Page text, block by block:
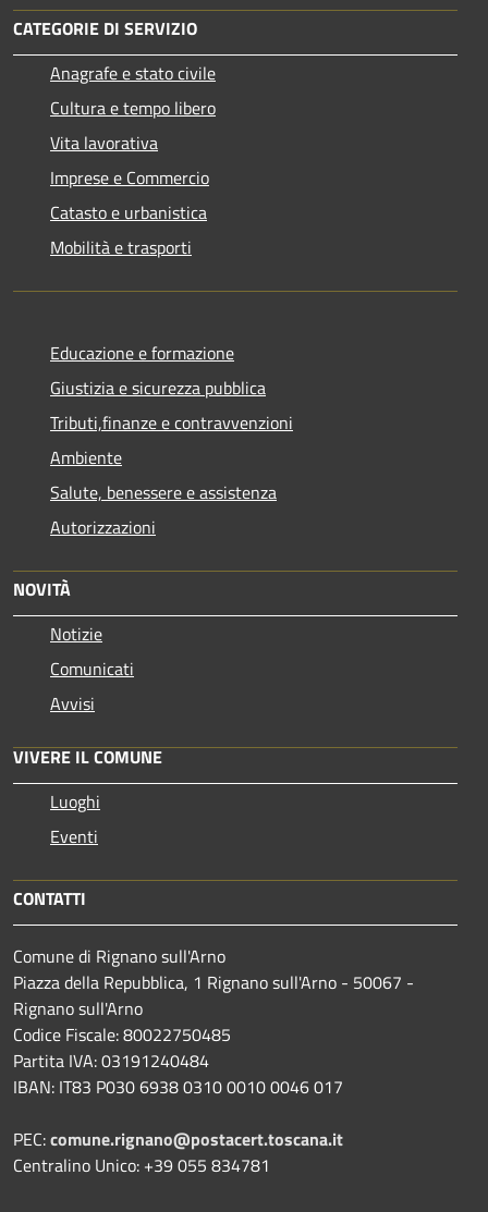
CATEGORIE DI SERVIZIO
Anagrafe e stato civile
Cultura e tempo libero
Vita lavorativa
Imprese e Commercio
Catasto e urbanistica
Mobilità e trasporti
Educazione e formazione
Giustizia e sicurezza pubblica
Tributi,finanze e contravvenzioni
Ambiente
Salute, benessere e assistenza
Autorizzazioni
NOVITÀ
Notizie
Comunicati
Avvisi
VIVERE IL COMUNE
Luoghi
Eventi
CONTATTI
Comune di Rignano sull'Arno
Piazza della Repubblica, 1 Rignano sull'Arno - 50067 -
Rignano sull'Arno
Codice Fiscale: 80022750485
Partita IVA: 03191240484
IBAN: IT83 P030 6938 0310 0010 0046 017
PEC:comune.rignano@postacert.toscana.it
Centralino Unico: +39 055 834781